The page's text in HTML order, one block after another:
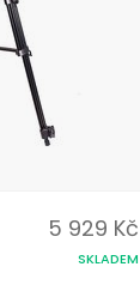
5 929 Kč
SKLADEM